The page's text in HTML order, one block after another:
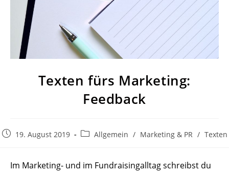
Texten fürs Marketing:
Feedback
Beitrag19. August 2019
Beitrags-
Allgemein / Marketing & PR / Texten
Im Marketing- und im Fund­rai­sing­alltag schreibst du